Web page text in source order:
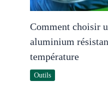
Comment choisir
aluminium
température
Outils